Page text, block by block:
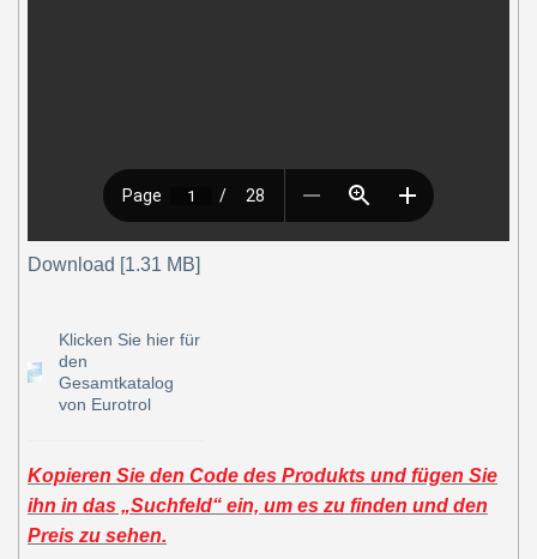
Download [1.31 MB]
Klicken Sie hier für
den
Gesamtkatalog
von Eurotrol
Kopieren Sie den Code des Produkts und fügen Sie
ihn in das „Suchfeld“ ein, um es zu finden und den
Preis zu sehen.